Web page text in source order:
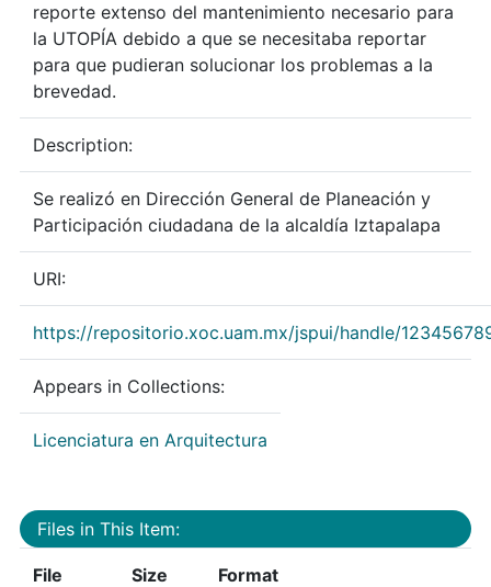
reporte extenso del mantenimiento necesario para
la UTOPÍA debido a que se necesitaba reportar
para que pudieran solucionar los problemas a la
brevedad.
Description:
Se realizó en Dirección General de Planeación y
Participación ciudadana de la alcaldía Iztapalapa
URI:
https://repositorio.xoc.uam.mx/jspui/handle/
Appears in Collections:
Licenciatura en Arquitectura
Files in This Item:
File Size Format